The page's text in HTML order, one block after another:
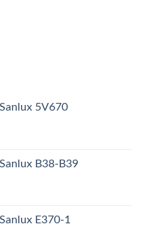
5V670
B38-B39
E370-1